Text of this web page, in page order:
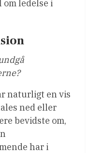
om ledelse i
naturligt en vis
ned eller
bevidste om,
har i